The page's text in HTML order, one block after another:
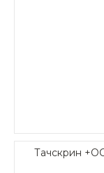
Тачскрин